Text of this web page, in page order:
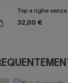
Top a righe
32,00 €